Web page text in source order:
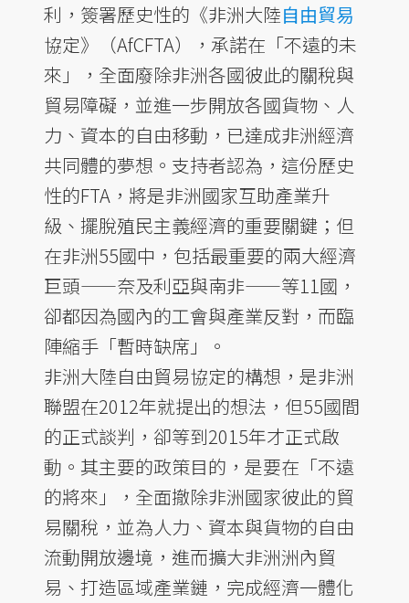
利，簽署歷史性的《非洲大陸自由貿易
協定》（AfCFTA），承諾在「不遠的未
來」，全面廢除非洲各國彼此的關稅與
貿易障礙，並進一步開放各國貨物、人
力、資本的自由移動，已達成非洲經濟
共同體的夢想。支持者認為，這份歷史
性的FTA，將是非洲國家互助產業升
級、擺脫殖民主義經濟的重要關鍵；但
在非洲55國中，包括最重要的兩大經濟
巨頭——奈及利亞與南非——等11國，
卻都因為國內的工會與產業反對，而臨
陣縮手「暫時缺席」。
非洲大陸自由貿易協定的構想，是非洲
聯盟在2012年就提出的想法，但55國間
的正式談判，卻等到2015年才正式啟
動。其主要的政策目的，是要在「不遠
的將來」，全面撤除非洲國家彼此的貿
易關稅，並為人力、資本與貨物的自由
流動開放邊境，進而擴大非洲洲內貿
易、打造區域產業鏈，完成經濟一體化